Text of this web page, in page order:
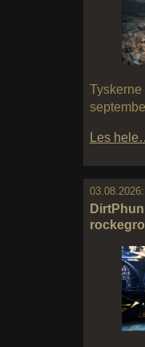
Tyskerne
Les
03.08.2026: